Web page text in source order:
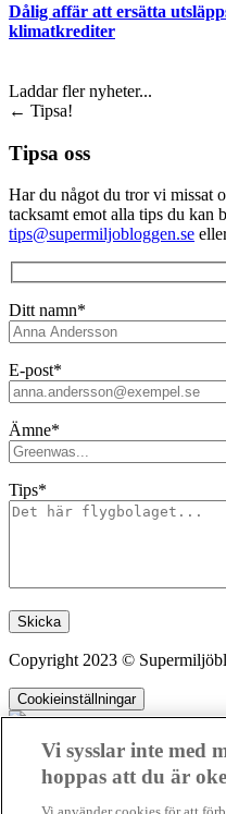
Dålig affär att ersätta
klimatkrediter
Laddar fler nyheter...
← Tipsa!
Tipsa oss
Har du något du tror vi missat
tacksamt emot alla tips du kan
tips@supermiljobloggen.se
Ditt namn*
E-post*
Ämne*
Tips*
Lämna detta fält tomt.
Copyright 2023 ©
Cookieinställningar
Vi sysslar inte med
hoppas att du är